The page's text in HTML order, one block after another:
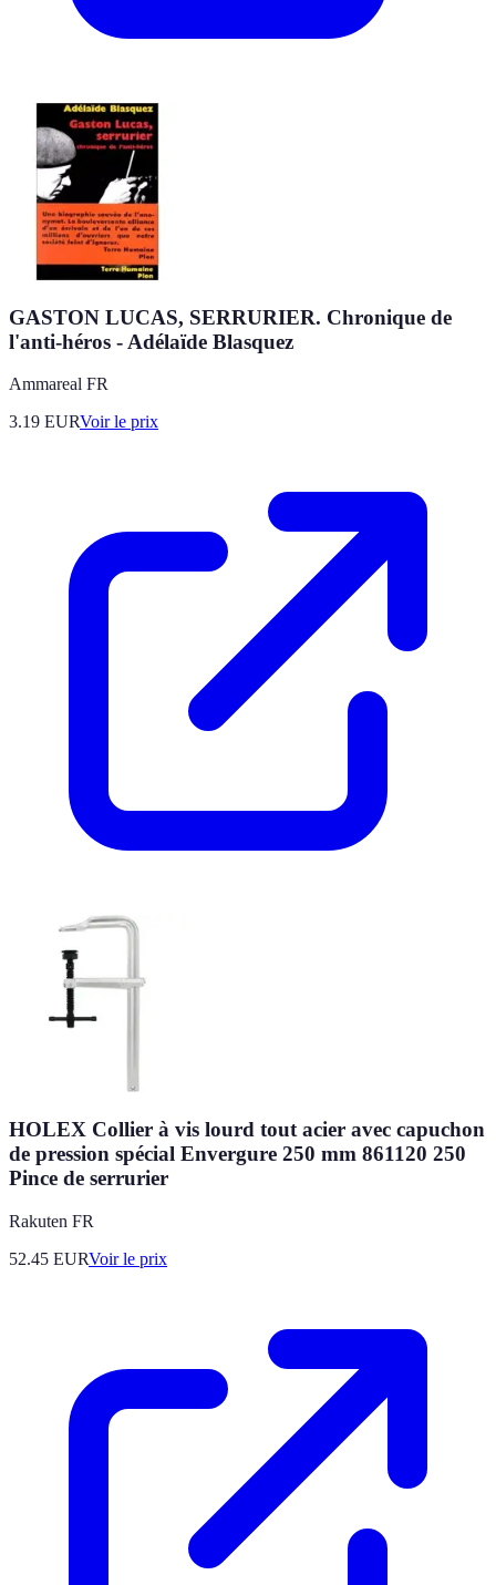
GASTON LUCAS, SERRURIER. Chronique de
l'anti-héros - Adélaïde Blasquez
Ammareal FR
3.19 EURVoir le prix
HOLEX Collier à vis lourd tout acier avec capuchon
de pression spécial Envergure 250 mm 861120 250
Pince de serrurier
Rakuten FR
52.45 EURVoir le prix